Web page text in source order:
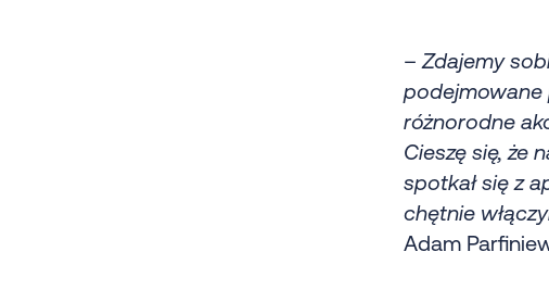
– Zdajemy
podejmowane
różnorodne
Cieszę się, że
spotkał się z
chętnie
Adam